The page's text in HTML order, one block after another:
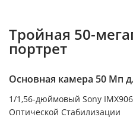
Тройная 50-
портрет
Основная камера 50 Мп
1/1,56-дюймовый Sony
Оптической Стабилизации